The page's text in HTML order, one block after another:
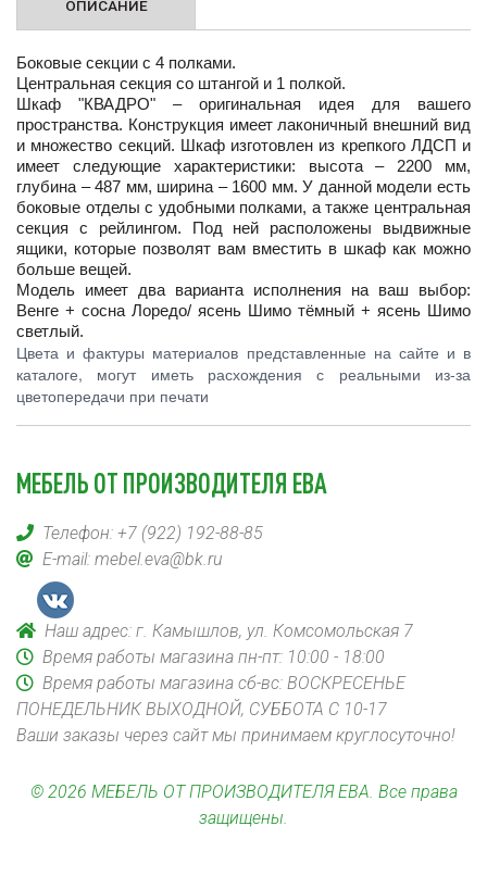
ОПИСАНИЕ
Боковые секции с 4 полками.
Центральная секция со штангой и 1 полкой.
Шкаф "КВАДРО" – оригинальная идея для вашего
пространства. Конструкция имеет лаконичный внешний вид
и множество секций. Шкаф изготовлен из крепкого ЛДСП и
имеет следующие характеристики: высота – 2200 мм,
глубина – 487 мм, ширина – 1600 мм. У данной модели есть
боковые отделы с удобными полками, а также центральная
секция с рейлингом. Под ней расположены выдвижные
ящики, которые позволят вам вместить в шкаф как можно
больше вещей.
Модель имеет два варианта исполнения на ваш выбор:
Венге + сосна Лоредо/ ясень Шимо тёмный + ясень Шимо
светлый.
Цвета и фактуры материалов представленные на сайте и в
каталоге, могут иметь расхождения с реальными из-за
цветопередачи при печати
МЕБЕЛЬ ОТ ПРОИЗВОДИТЕЛЯ ЕВА
Телефон: +7 (922) 192-88-85
E-mail: mebel.eva@bk.ru
Наш адрес: г. Камышлов, ул. Комсомольская 7
Время работы магазина пн-пт: 10:00 - 18:00
Время работы магазина сб-вс: ВОСКРЕСЕНЬЕ
ПОНЕДЕЛЬНИК ВЫХОДНОЙ, СУББОТА С 10-17
Ваши заказы через сайт мы принимаем круглосуточно!
© 2026 МЕБЕЛЬ ОТ ПРОИЗВОДИТЕЛЯ ЕВА. Все права
защищены.